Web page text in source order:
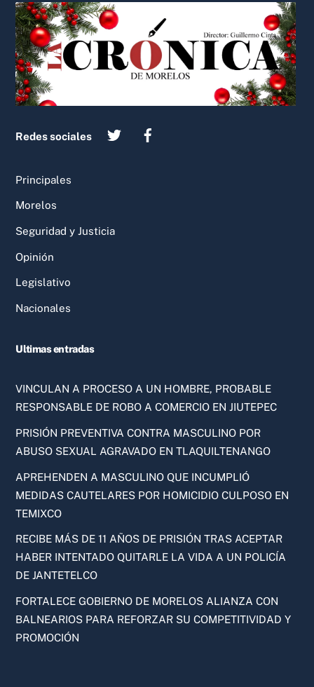
To
Top
Redes sociales
Principales
Morelos
Seguridad y Justicia
Opinión
Legislativo
Nacionales
Ultimas entradas
VINCULAN A PROCESO A UN HOMBRE, PROBABLE
RESPONSABLE DE ROBO A COMERCIO EN JIUTEPEC
PRISIÓN PREVENTIVA CONTRA MASCULINO POR
ABUSO SEXUAL AGRAVADO EN TLAQUILTENANGO
APREHENDEN A MASCULINO QUE INCUMPLIÓ
MEDIDAS CAUTELARES POR HOMICIDIO CULPOSO EN
TEMIXCO
RECIBE MÁS DE 11 AÑOS DE PRISIÓN TRAS ACEPTAR
HABER INTENTADO QUITARLE LA VIDA A UN POLICÍA
DE JANTETELCO
FORTALECE GOBIERNO DE MORELOS ALIANZA CON
BALNEARIOS PARA REFORZAR SU COMPETITIVIDAD Y
PROMOCIÓN